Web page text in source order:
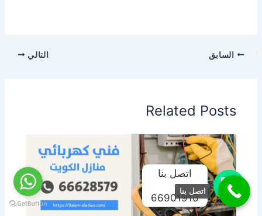
السابق التالي
Related Posts
اتصل بنا
اتصل بنا
66901910